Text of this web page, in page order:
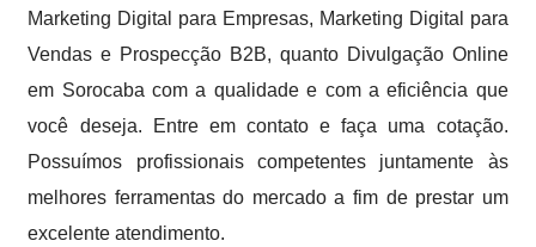
Marketing Digital para Empresas, Marketing Digital para
Vendas e Prospecção B2B, quanto Divulgação Online
em Sorocaba com a qualidade e com a eficiência que
você deseja. Entre em contato e faça uma cotação.
Possuímos profissionais competentes juntamente às
melhores ferramentas do mercado a fim de prestar um
excelente atendimento.